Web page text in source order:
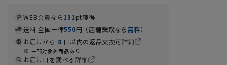
WEB会員なら131pt獲得
送料 全国一律550円（店舗受取なら無料）
お届けから 8 日以内の返品交換可詳細
一部対象外商品あり
お届け日を調べる詳細